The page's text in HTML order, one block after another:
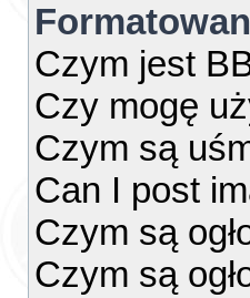
Czym jest
Czy mogę
Czym są
Can I post
Czym są
Czym są